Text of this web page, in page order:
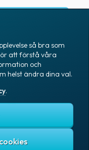
Skapa konto
så bra som
att förstå våra
och
helst ändra dina val.
.